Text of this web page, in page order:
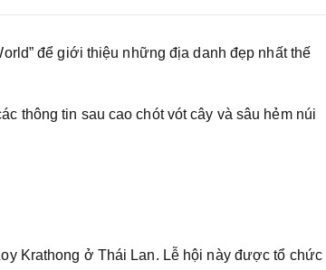
để giới thiệu những địa danh đẹp nhất thế
thông tin sau cao chót vót cây và sâu hẻm núi
Krathong ở Thái Lan. Lễ hội này được tổ chức